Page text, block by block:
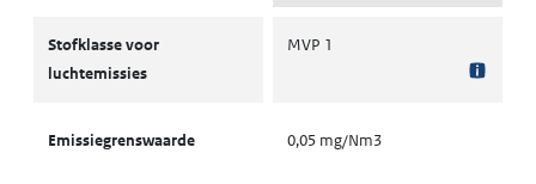
Stofklasse voor
luchtemissies
MVP 1
Emissiegrenswaarde 0,05 mg/Nm3